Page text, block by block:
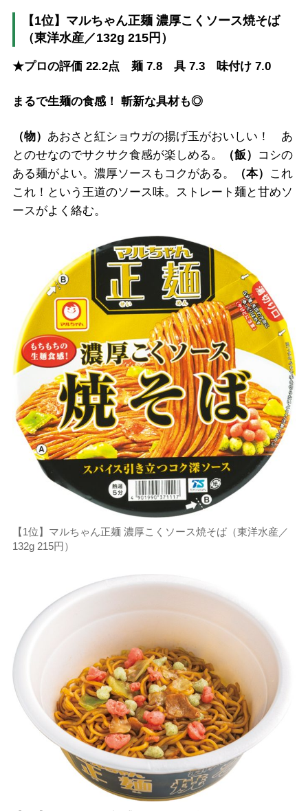
【1位】マルちゃん正麺 濃厚こくソース焼そば
（東洋水産／132g 215円）
★プロの評価 22.2点 麺 7.8 具 7.3 味付け 7.0
まるで生麺の食感！ 斬新な具材も◎
（物） あおさと紅ショウガの揚げ玉がおいしい！ あ
とのせなのでサクサク食感が楽しめる。
（飯）
コシの
ある麺がよい。濃厚ソースもコクがある。
（本）
これ
これ！という王道のソース味。ストレート麺と甘めソ
ースがよく絡む。
【1位】マルちゃん正麺 濃厚こくソース焼そば（東洋水産／
132g 215円）